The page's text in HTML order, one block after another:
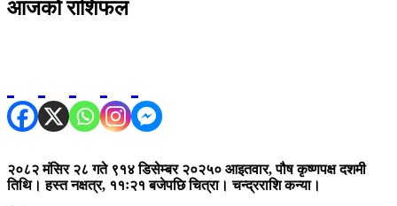
आजको राशिफल
२०८२ मंसिर २८ गते ९१४ डिसेम्बर २०२५० आइतवार, पौष कृष्णपक्ष दशमी
तिथि। हस्त नक्षत्र, ११ः२१ बजेपछि चित्रा। चन्द्रराशि कन्या।